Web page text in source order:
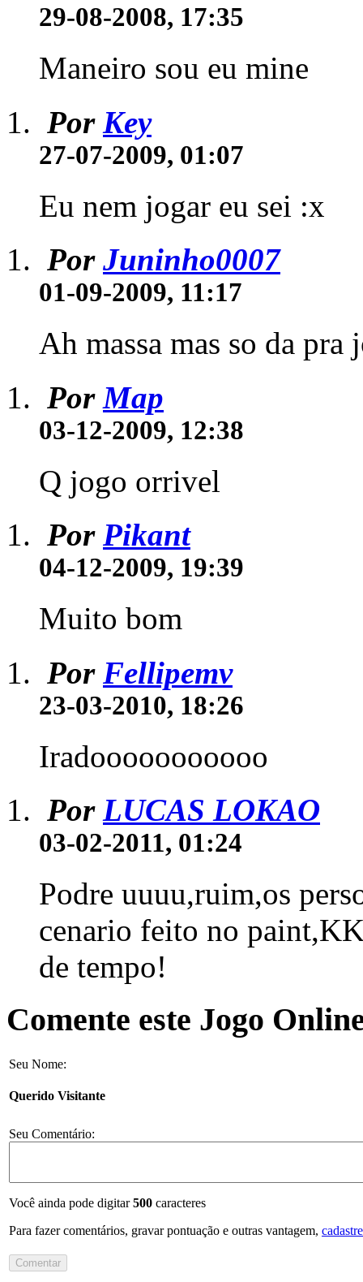
29-08-2008, 17:35
Maneiro sou eu mine
Por Key
27-07-2009, 01:07
Eu nem jogar eu sei :x
Por Juninho0007
01-09-2009, 11:17
Ah massa mas so da pra
PorMap
03-12-2009, 12:38
Q jogo orrivel
Por Pikant
04-12-2009, 19:39
Muito bom
Por Fellipemv
23-03-2010, 18:26
Iradooooooooooo
Por LUCAS LOKAO
03-02-2011, 01:24
Podre uuuu,ruim,os
cenario feito no
de tempo!
Comente este Jogo
Seu Nome:
Querido Visitante
Seu Comentário:
Você ainda pode digitar500 caracteres
Para fazer comentários, gravar pontuação e outras vantagem,